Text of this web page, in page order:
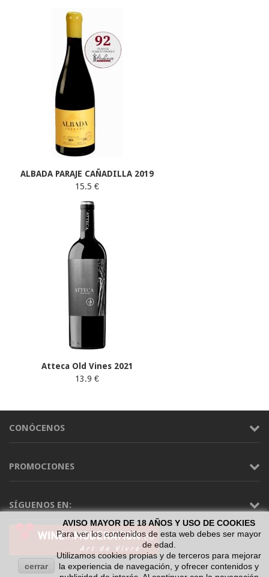
ALBADA PARAJE CAÑADILLA 2019
15.5 €
Atteca Old Vines 2021
13.9 €
CONÓCENOS
PROMOCIONES
SÍGUENOS EN:
cerrar
AVISO MAYOR DE 18 AÑOS Y USO DE COOKIES
Para ver los contenidos de esta web debes ser mayor
de edad.
Utilizamos cookies propias y de terceros para mejorar
la experiencia de navegación, y ofrecer contenidos y